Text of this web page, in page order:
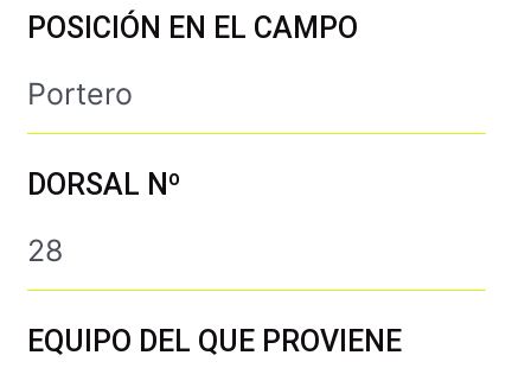
POSICIÓN EN EL CAMPO
Portero
DORSAL Nº
28
EQUIPO DEL QUE PROVIENE